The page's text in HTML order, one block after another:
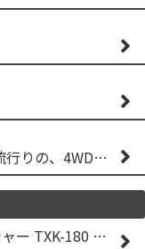
今日は、乗用草刈機の納品でした！ 流行りの、4WD！ #イセキアグリ #オーレック #四駆 #増税間近
石が一瞬で砕ける！ストーンクラッシャー TXK-180 実演